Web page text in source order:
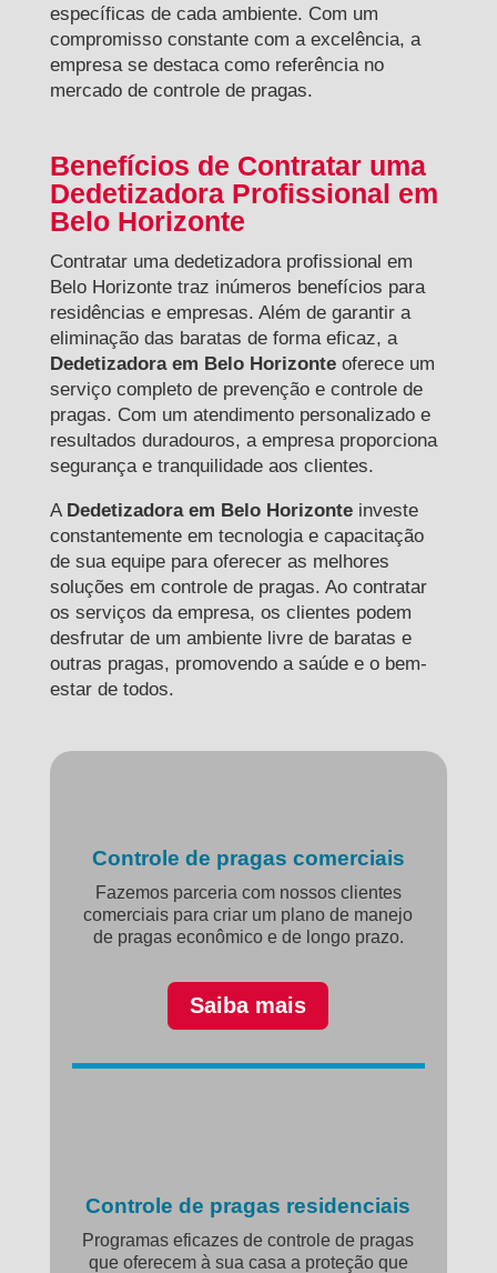
específicas de cada ambiente. Com um
compromisso constante com a excelência, a
empresa se destaca como referência no
mercado de controle de pragas.
Benefícios de Contratar uma
Dedetizadora Profissional em
Belo Horizonte
Contratar uma dedetizadora profissional em
Belo Horizonte traz inúmeros benefícios para
residências e empresas. Além de garantir a
eliminação das baratas de forma eficaz, a
Dedetizadora em Belo Horizonteoferece um
serviço completo de prevenção e controle de
pragas. Com um atendimento personalizado e
resultados duradouros, a empresa proporciona
segurança e tranquilidade aos clientes.
A Dedetizadora em Belo Horizonteinveste
constantemente em tecnologia e capacitação
de sua equipe para oferecer as melhores
soluções em controle de pragas. Ao contratar
os serviços da empresa, os clientes podem
desfrutar de um ambiente livre de baratas e
outras pragas, promovendo a saúde e o bem-
estar de todos.
Controle de pragas comerciais
Fazemos parceria com nossos clientes
comerciais para criar um plano de manejo
de pragas econômico e de longo prazo.
Saiba mais
Controle de pragas residenciais
Programas eficazes de controle de pragas
que oferecem à sua casa a proteção que